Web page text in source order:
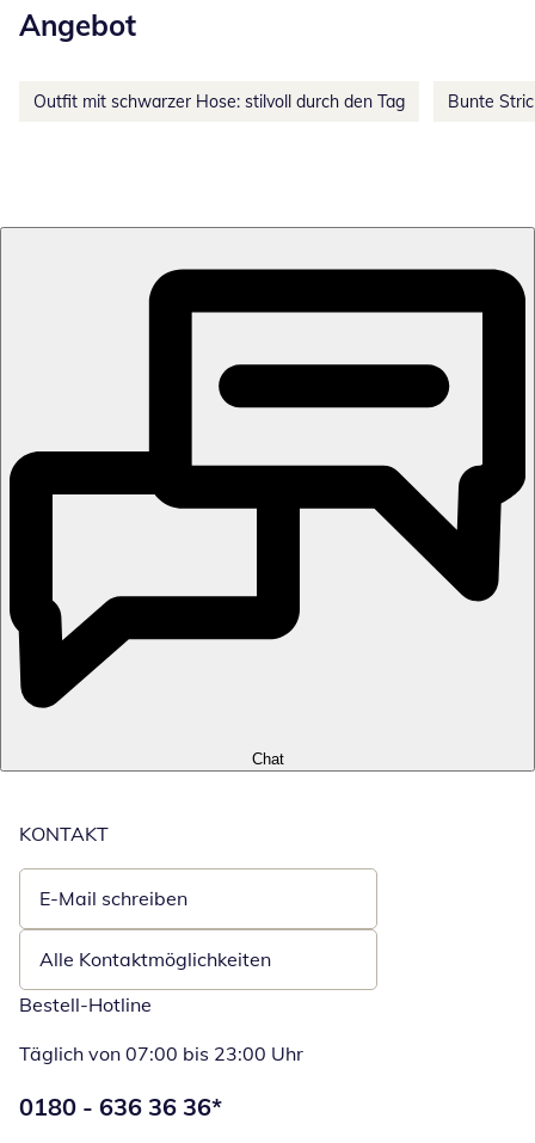
Angebot
Outfit mit schwarzer Hose: stilvoll durch den Tag Bunte
Chat
KONTAKT
E-Mail schreiben
Öffnet E-Mail-Client
Alle Kontaktmöglichkeiten
Bestell-Hotline
Täglich von 07:00 bis 23:00 Uhr
Telefonnummer:
0180 - 636 36 36*